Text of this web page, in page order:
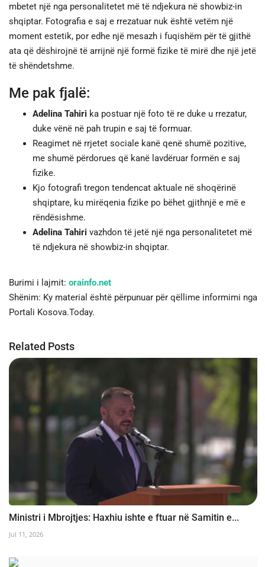
mbetet një nga personalitetet më të ndjekura në showbiz-in
shqiptar. Fotografia e saj e rrezatuar nuk është vetëm një
moment estetik, por edhe një mesazh i fuqishëm për të gjithë
ata që dëshirojnë të arrijnë një formë fizike të mirë dhe një jetë
të shëndetshme.
Me pak fjalë:
Adelina Tahiri ka postuar një foto të re duke u rrezatur,
duke vënë në pah trupin e saj të formuar.
Reagimet në rrjetet sociale kanë qenë shumë pozitive,
me shumë përdorues që kanë lavdëruar formën e saj
fizike.
Kjo fotografi tregon tendencat aktuale në shoqërinë
shqiptare, ku mirëqenia fizike po bëhet gjithnjë e më e
rëndësishme.
Adelina Tahiri vazhdon të jetë një nga personalitetet më
të ndjekura në showbiz-in shqiptar.
Burimi i lajmit: orainfo.net
Shënim: Ky material është përpunuar për qëllime informimi nga
Portali Kosova.Today.
Related Posts
Ministri i Mbrojtjes: Haxhiu ishte e ftuar në Samitin e...
Jul 11, 2026